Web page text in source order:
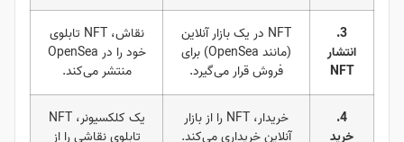
3.
انتشار
NFT
NFT در یک بازار آنلاین
(مانند OpenSea) برای
فروش قرار می‌گیرد.
نقاش، NFT تابلوی
خود را در OpenSea
منتشر می‌کند.
4.
خرید
خریدار، NFT را از بازار
آنلاین خریداری می‌کند.
یک کلکسیونر، NFT
تابلوی نقاشی را از